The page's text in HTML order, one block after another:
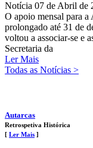
Notícia 07 de Abril de
O apoio mensal para
prolongado até 31 de
voltou a associar-se e
Secretaria da
Ler Mais
Todas as Notícias >
Autarcas
Retrospetiva Histórica
[ Ler Mais ]